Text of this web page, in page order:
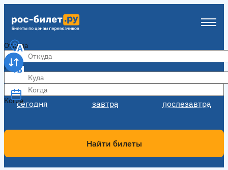
Откуда
Куда
Когда
сегодня завтра послезавтра
Когда
Найти билеты